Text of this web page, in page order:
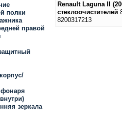
полки
правой
фонаря
зеркала
Renault Laguna II
стеклоочистителей
8200317213